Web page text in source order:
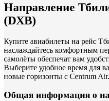
Направление
(DXB)
Купите авиабилеты на рейс
наслаждайтесь комфортным
самолёты обеспечат вам
Выберите удобное время для
новые горизонты с Centrum Air.
Общая информация о